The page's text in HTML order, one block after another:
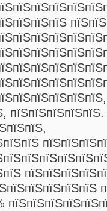
пїЅпїЅпїЅпїЅпїЅ.